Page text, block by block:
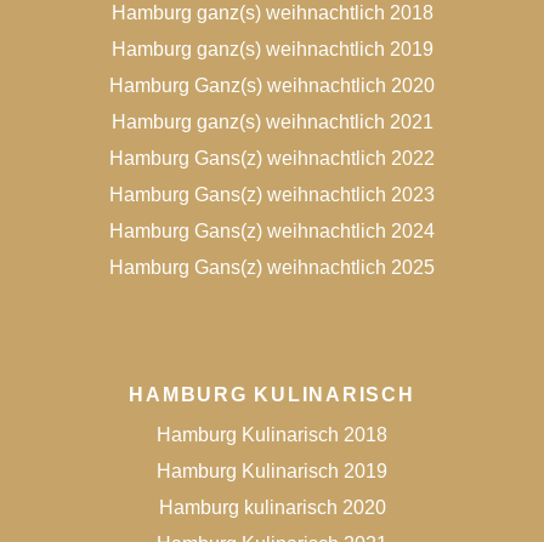
Hamburg ganz(s) weihnachtlich 2018
Hamburg ganz(s) weihnachtlich 2019
Hamburg Ganz(s) weihnachtlich 2020
Hamburg ganz(s) weihnachtlich 2021
Hamburg Gans(z) weihnachtlich 2022
Hamburg Gans(z) weihnachtlich 2023
Hamburg Gans(z) weihnachtlich 2024
Hamburg Gans(z) weihnachtlich 2025
HAMBURG KULINARISCH
Hamburg Kulinarisch 2018
Hamburg Kulinarisch 2019
Hamburg kulinarisch 2020